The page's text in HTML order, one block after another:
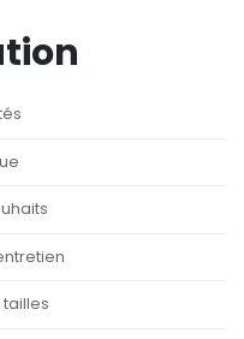
tailles